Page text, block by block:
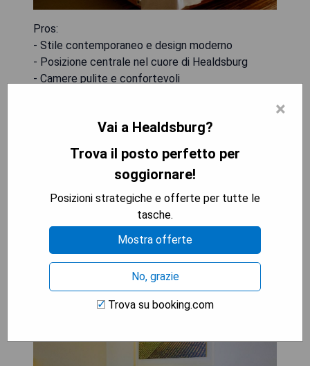
Pros:
- Stile contemporaneo e design moderno
- Posizione centrale nel cuore di Healdsburg
- Camere pulite e confortevoli
- Parcheggio limitato
- Alcune camere piccole
MOSTRA I PREZZI
Bardessono Hotel and Spa
×
Vai a Healdsburg?
Trova il posto perfetto per
soggiornare!
Posizioni strategiche e offerte per tutte le
tasche.
Mostra offerte
No, grazie
Trova su booking.com